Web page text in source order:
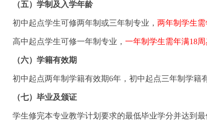
（五）学制及入学年龄
初中起点学生可修两年制或三年制专业， 两年制学生需
高中起点学生可修一年制专业， 一年制学生需年满18周
（六）学籍有效期
初中起点两年制学籍有效期6年，初中起点三年制学籍有
（七）毕业及颁证
学生修完本专业教学计划要求的最低毕业学分并达到最